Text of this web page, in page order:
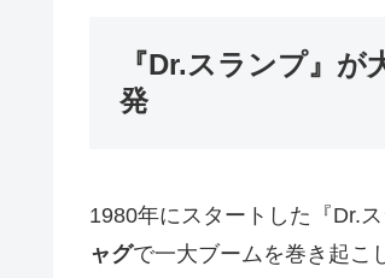
『Dr.スランプ』
発
1980年にスタートした『Dr.ス
ャグで一大ブームを巻き起こ